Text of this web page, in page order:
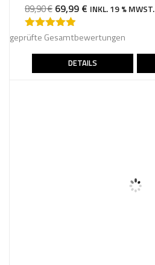
89,90€ URSPRÜNGLICHER
PREIS
WAR:
89,90 €
69,99 € AKTUELLER
IST:
69,99 €.
INKL. 19 % MWST.
Bewertet
von 5
geprüfte Gesamtbewertungen
DETAILS